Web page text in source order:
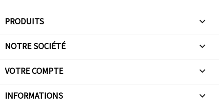
PRODUITS 
NOTRE SOCIÉTÉ 
VOTRE COMPTE 
INFORMATIONS keyboard_arrow_down